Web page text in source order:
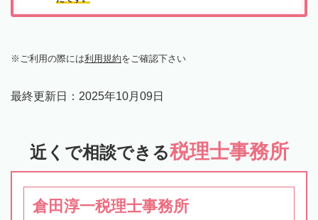
ご利用の際には利用規約をご確認下さい
最終更新日： 2025年10月09日
近くで相談できる税理士事務所
倉田淳一税理士事務所